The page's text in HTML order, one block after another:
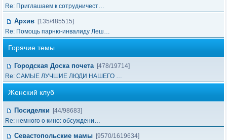
Re: Приглашаем к сотрудничест…
Архив [135/485515]
Re: Помощь парню-инвалиду Леш…
Горячие темы
Городская Доска почета [478/19714]
Re: САМЫЕ ЛУЧШИЕ ЛЮДИ НАШЕГО …
Женский клуб
Посиделки
[44/98683]
Re: немного о кино: обсуждени…
Севастопольские мамы [9570/1619634]